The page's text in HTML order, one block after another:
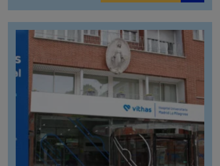
912 143 100